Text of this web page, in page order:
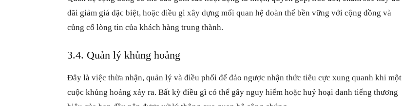
đãi giảm giá đặc biệt, hoặc điều gì xây dựng mối quan hệ đoàn thể bền vững với cộng đồng và
củng cố lòng tin của khách hàng trung thành.
3.4. Quản lý khủng hoảng
Đây là việc thừa nhận, quản lý và điều phối để đảo ngược nhận thức tiêu cực xung quanh khi một
cuộc khủng hoảng xảy ra. Bất kỳ điều gì có thể gây nguy hiểm hoặc huỷ hoại danh tiếng thương